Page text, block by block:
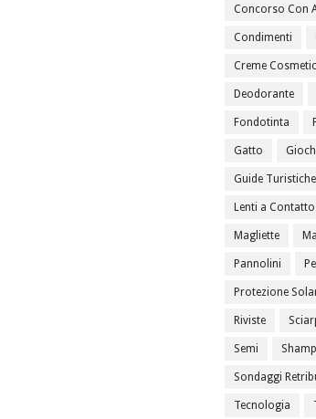
Concorso Con
Condimenti
Creme
Deodorante
Fondotinta
Gatto
Guide Turistiche
Lenti a Contatto
Magliette
Pannolini
Protezione
Riviste
Semi
Sondaggi
Tecnologia